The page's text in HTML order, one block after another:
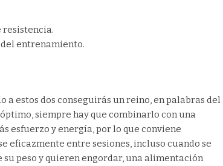
resistencia.
entrenamiento.
a estos dos conseguirás un reino, en palabras del
siempre hay que combinarlo con una
esfuerzo y energía, por lo que conviene
entre sesiones, incluso cuando se
peso y quieren engordar, una alimentación